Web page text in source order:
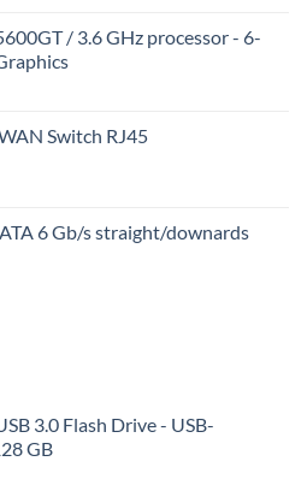
/ 3.6 GHz processor - 6-
Switch RJ45
6 Gb/s straight/downards
3.0 Flash Drive - USB-
GB